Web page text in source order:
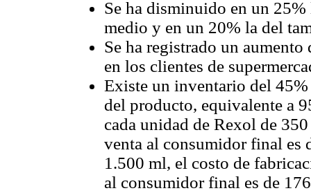
Se ha disminuido en un
medio y en un 20% la del
Se ha registrado un
en los clientes de
Existe un inventario del
del producto, equivalente a
cada unidad de Rexol de
venta al consumidor final es
1.500 ml, el costo de
al consumidor final es de